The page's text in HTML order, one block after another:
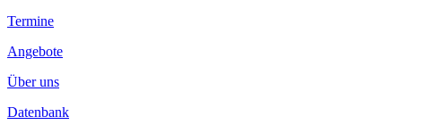
Termine
Angebote
Über uns
Datenbank